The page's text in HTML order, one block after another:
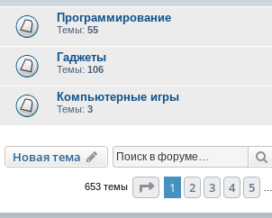
Программирование
Темы: 55
Гаджеты
Темы: 106
Компьютерные игры
Темы: 3
Новая тема
653 темы Страница из 15
1 2 3 4 5